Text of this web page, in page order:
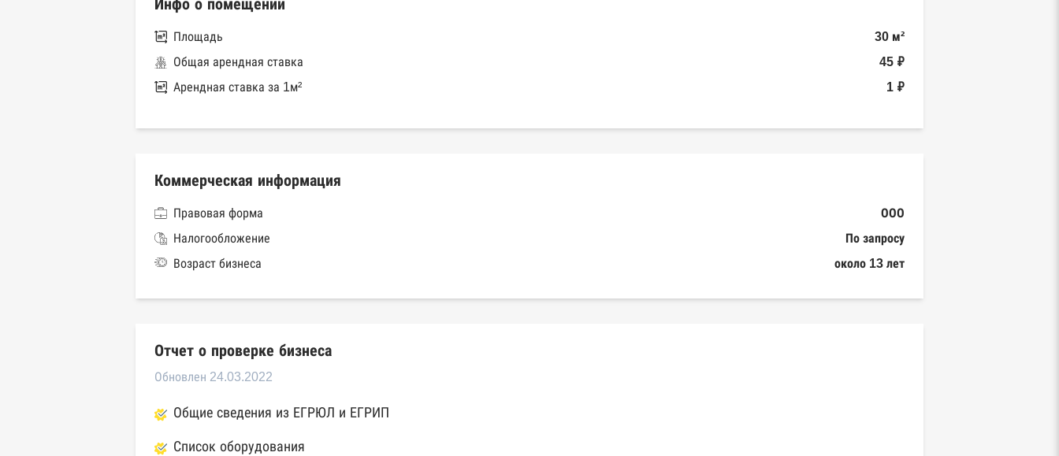
Инфо о помещении
Площадь
30 м²
Общая арендная ставка
45 ₽
Арендная ставка за 1м²
1 ₽
Коммерческая информация
Правовая форма
ООО
Налогообложение
По запросу
Возраст бизнеса
около 13 лет
Отчет о проверке бизнеса
Обновлен 24.03.2022
Общие сведения из ЕГРЮЛ и ЕГРИП
Список оборудования